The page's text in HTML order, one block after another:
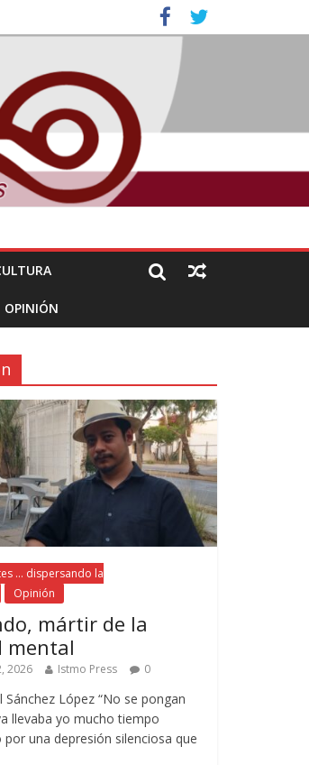
OPINIÓN
... dispersando la
Opinión
mártir de la
mental
2026 Istmo Press 0
Sánchez López “No se pongan
llevaba yo mucho tiempo
por una depresión silenciosa que